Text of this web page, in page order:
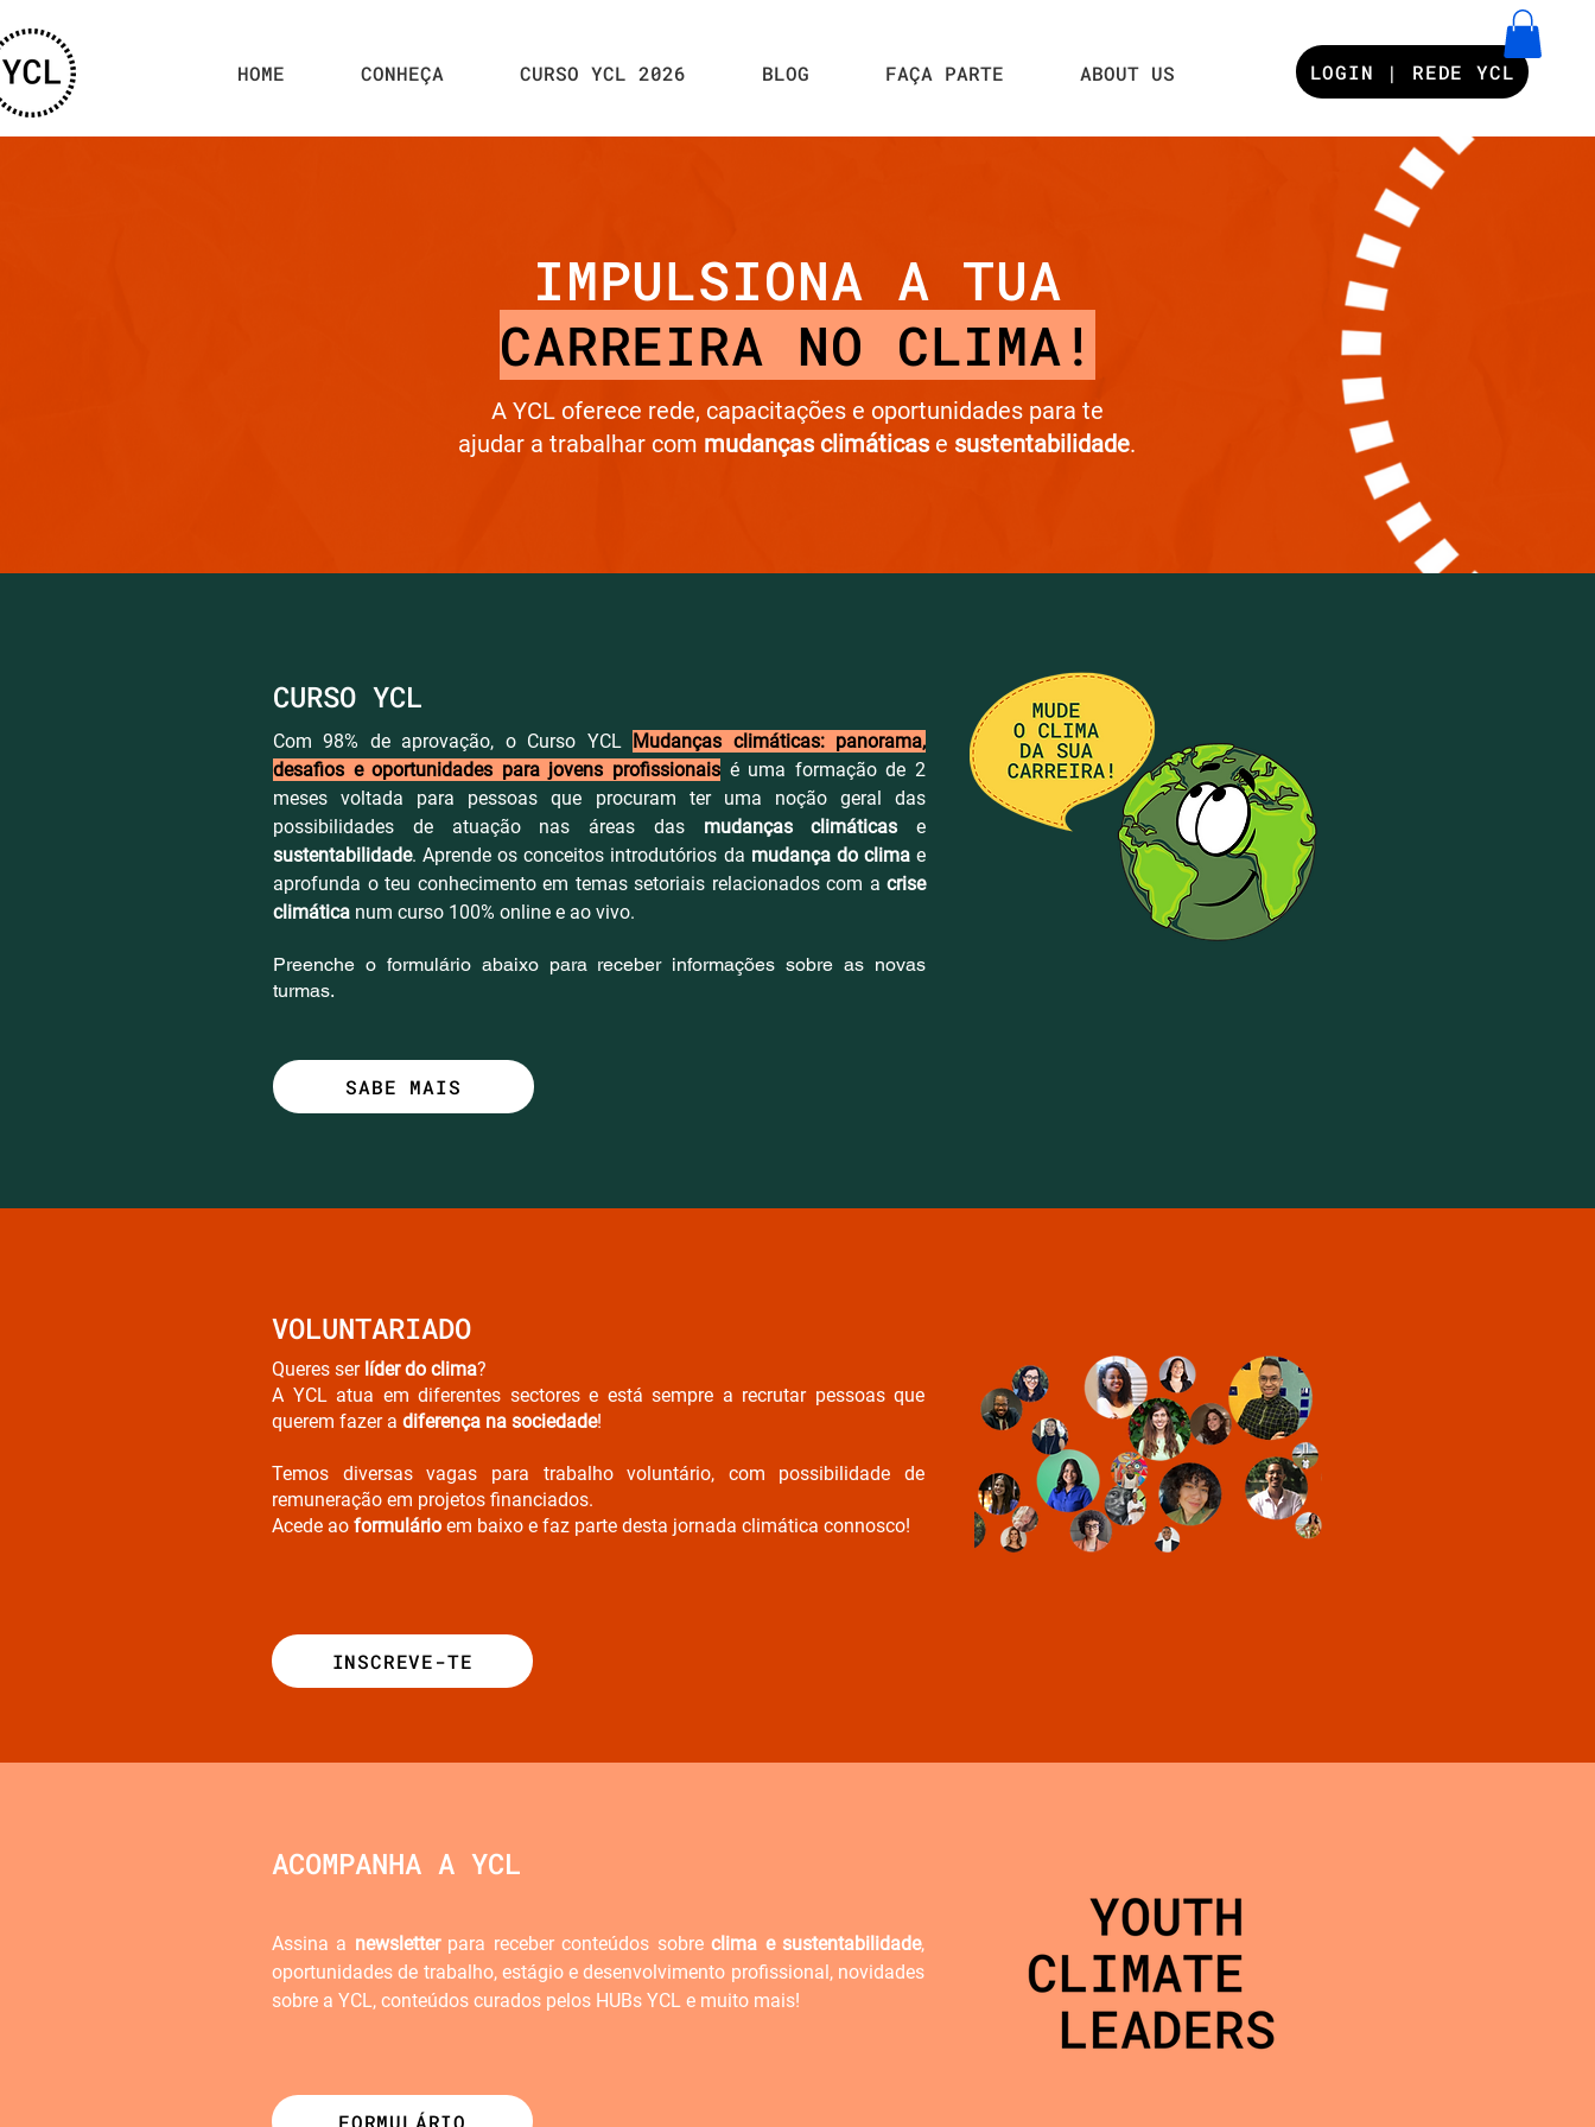
HOME CONHEÇA CURSO YCL 2026 BLOG FAÇA PARTE ABOUT US LOGIN | REDE YCL
IMPULSIONA A TUA
CARREIRA NO CLIMA!
A YCL oferece rede, capacitações e oportunidades para te
ajudar a trabalhar com mudanças climáticase sustentabilidade.
CURSO YCL
Com 98% de aprovação, o Curso YCL Mudanças climáticas: panorama,
desafios e oportunidades para jovens profissionais é uma formação de 2
meses voltada para pessoas que procuram ter uma noção geral das
possibilidades de atuação nas áreas das mudanças climáticas e
sustentabilidade. Aprende os conceitos introdutórios da mudança do climae
aprofunda o teu conhecimento em temas setoriais relacionados com a crise
climática num curso 100% online e ao vivo.
Preenche o formulário abaixo para receber informações sobre as novas
turmas.
SABE MAIS
VOLUNTARIADO
Queres ser líder do clima?
A YCL atua em diferentes sectores e está sempre a recrutar pessoas que
querem fazer a diferença na sociedade!
Temos diversas vagas para trabalho voluntário, com possibilidade de
remuneração em projetos financiados.
Acede ao formulário em baixo e faz parte desta jornada climática connosco!
INSCREVE-TE
ACOMPANHA A YCL
Assina a newsletterpara receber conteúdos sobreclima e sustentabilidade,
oportunidades de trabalho, estágio e desenvolvimento profissional, novidades
sobre a YCL, conteúdos curados pelos HUBs YCL e muito mais!
FORMULÁRIO